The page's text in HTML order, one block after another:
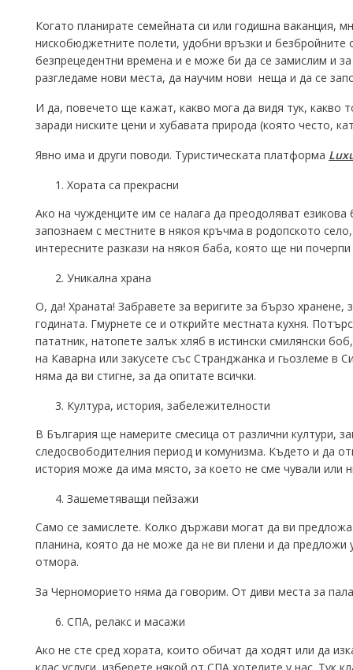
Когато планирате семейната си или годишна ваканция,
нискобюджетните полети, удобни връзки и
безпрецедентни времена и е може би да се замислим и
разгледаме нови места, да научим нови неща и да се
И да, повечето ще кажат, какво мога да видя тук, какво
заради ниските цени и хубавата природа (която често,
Явно има и други поводи. Туристическата платформа
Хората са прекрасни
Ако на чужденците им се налага да преодоляват
запознаем с местните в някоя кръчма в родопското
интересните разкази на някоя баба, която ще ни
Уникална храна
О, да! Храната! Забравете за веригите за бързо
годината. Гмурнете се и открийте местната кухня.
пататник, натопете залък хляб в истински смилянски
на Каварна или закусете със Странджанка и гьозлеме в
няма да ви стигне, за да опитате всички.
Култура, история, забележителности
В България ще намерите смесица от различни култури,
следосвободителния период и комунизма. Където и да
история може да има място, за което не сме чували или
Зашеметяващи пейзажи
Само се замислете. Колко държави могат да ви
планина, която да не може да не ви плени и да предложи
отмора.
За Черноморието няма да говорим. От диви места за
СПА, релакс и масажи
Ако не сте сред хората, които обичат да ходят или да